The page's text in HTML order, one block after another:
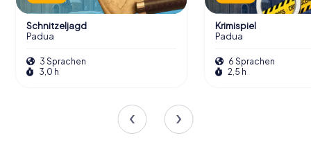
Schnitzeljagd
Padua
3 Sprachen
3,0 h
Krimispiel
Padua
6 Sprachen
2,5 h